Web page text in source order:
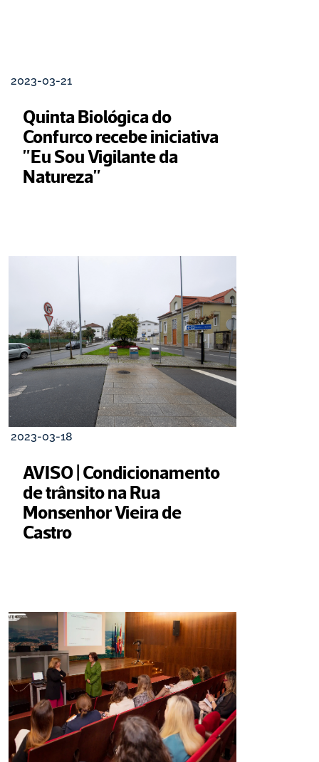
2023-03-21
Quinta Biológica do
Confurco recebe iniciativa
"Eu Sou Vigilante da
Natureza"
2023-03-18
AVISO | Condicionamento
de trânsito na Rua
Monsenhor Vieira de
Castro